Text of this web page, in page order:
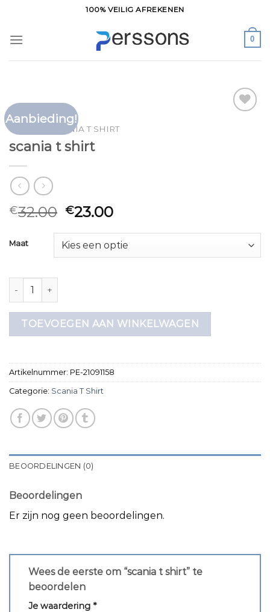
inhoud
100% VEILIG AFREKENEN
0
Aanbieding!
HOME SCANIA T SHIRT
scania t shirt
€32.00 €23.00
Maat
scania t shirt aantal
TOEVOEGEN AAN WINKELWAGEN
Artikelnummer: PE-21091158
Categorie: Scania T Shirt
BEOORDELINGEN (0)
Beoordelingen
Er zijn nog geen beoordelingen.
Wees de eerste om “scania t shirt” te
beoordelen
Je waardering *